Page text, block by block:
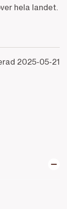
hela landet.
2025-05-21